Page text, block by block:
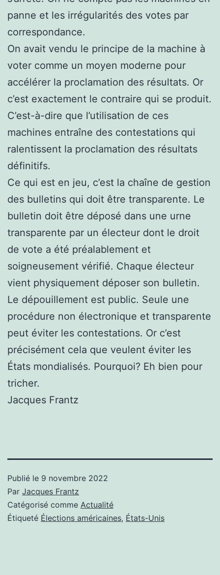
panne et les irrégularités des votes par
correspondance.
On avait vendu le principe de la machine à
voter comme un moyen moderne pour
accélérer la proclamation des résultats. Or
c’est exactement le contraire qui se produit.
C’est-à-dire que l’utilisation de ces
machines entraîne des contestations qui
ralentissent la proclamation des résultats
définitifs.
Ce qui est en jeu, c’est la chaîne de gestion
des bulletins qui doit être transparente. Le
bulletin doit être déposé dans une urne
transparente par un électeur dont le droit
de vote a été préalablement et
soigneusement vérifié. Chaque électeur
vient physiquement déposer son bulletin.
Le dépouillement est public. Seule une
procédure non électronique et transparente
peut éviter les contestations. Or c’est
précisément cela que veulent éviter les
États mondialisés. Pourquoi? Eh bien pour
tricher.
Jacques Frantz
Publié le 9 novembre 2022
Par Jacques Frantz
Catégorisé comme Actualité
Étiqueté Élections américaines, États-Unis